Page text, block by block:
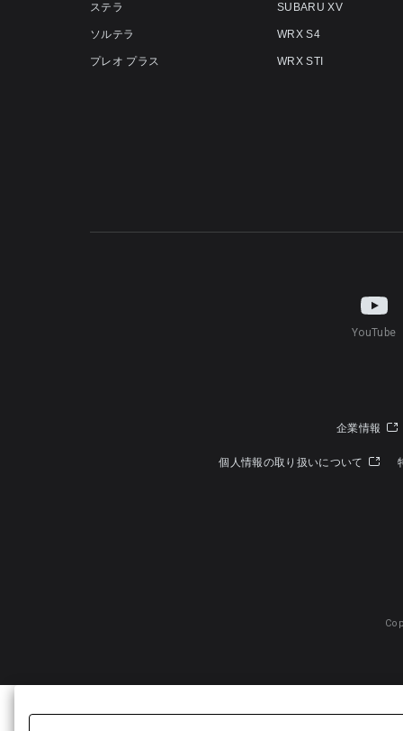
ステラ
ソルテラ
プレオ プラス
SUBARU XV
WRX S4
WRX STI
YouTube
企業情報
個人情報の取り扱いについて